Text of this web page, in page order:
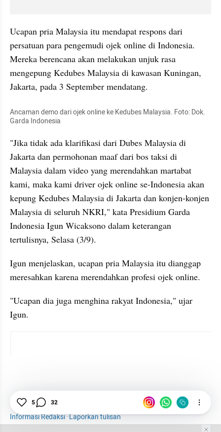
Ucapan pria Malaysia itu mendapat respons dari
persatuan para pengemudi ojek online di Indonesia.
Mereka berencana akan melakukan unjuk rasa
mengepung Kedubes Malaysia di kawasan Kuningan,
Jakarta, pada 3 September mendatang.
Ancaman demo dari ojek online ke Kedubes Malaysia. Foto: Dok.
Garda Indonesia
"Jika tidak ada klarifikasi dari Dubes Malaysia di
Jakarta dan permohonan maaf dari bos taksi di
Malaysia dalam video yang merendahkan martabat
kami, maka kami driver ojek online se-Indonesia akan
kepung Kedubes Malaysia di Jakarta dan konjen-konjen
Malaysia di seluruh NKRI," kata Presidium Garda
Indonesia Igun Wicaksono dalam keterangan
tertulisnya, Selasa (3/9).
Igun menjelaskan, ucapan pria Malaysia itu dianggap
meresahkan karena merendahkan profesi ojek online.
"Ucapan dia juga menghina rakyat Indonesia," ujar
Igun.
GOJEK Tarif Ojek Online Malaysia
News
Informasi Redaksi·Laporkan tulisan
5 32